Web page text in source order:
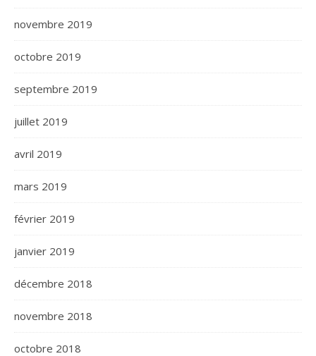
novembre 2019
octobre 2019
septembre 2019
juillet 2019
avril 2019
mars 2019
février 2019
janvier 2019
décembre 2018
novembre 2018
octobre 2018